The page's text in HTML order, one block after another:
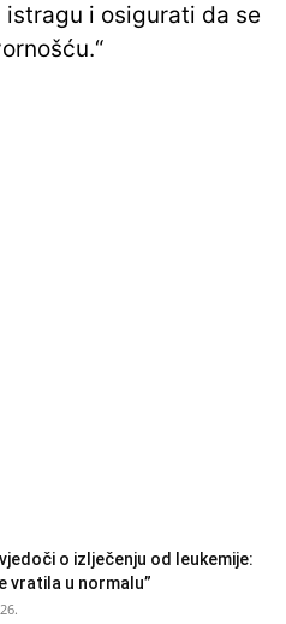
istragu i osigurati da se
o izlječenju od leukemije:
vratila u normalu”